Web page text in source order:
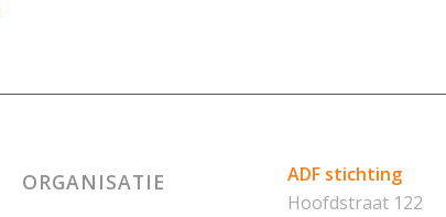
ORGANISATIE
ADF stichting
Hoofdstraat 122